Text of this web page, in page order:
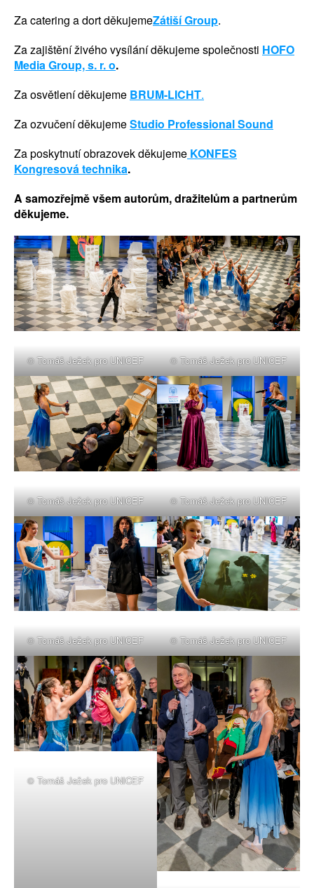
Za catering a dort děkujemeZátiší Group.
Za zajištění živého vysílání děkujeme společnosti HOFO
Media Group, s. r. o.
Za osvětlení děkujeme BRUM-LICHT.
Za ozvučení děkujemeStudio Professional Sound
Za poskytnutí obrazovek děkujeme KONFES
Kongresová technika.
A samozřejmě všem autorům, dražitelům a partnerům
děkujeme.
© Tomáš Ježek pro UNICEF © Tomáš Ježek pro UNICEF
© Tomáš Ježek pro UNICEF © Tomáš Ježek pro UNICEF
© Tomáš Ježek pro UNICEF © Tomáš Ježek pro UNICEF
© Tomáš Ježek pro UNICEF